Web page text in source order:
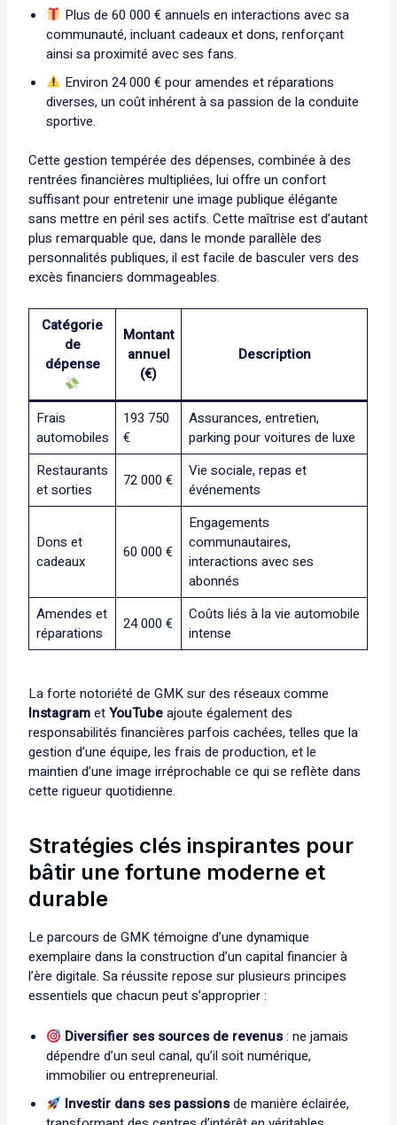
Plus de 60 000 € annuels en interactions avec sa
communauté, incluant cadeaux et dons, renforçant
ainsi sa proximité avec ses fans.
Environ 24 000 € pour amendes et réparations
diverses, un coût inhérent à sa passion de la conduite
sportive.
Cette gestion tempérée des dépenses, combinée à des
rentrées financières multipliées, lui offre un confort
suffisant pour entretenir une image publique élégante
sans mettre en péril ses actifs. Cette maîtrise est d’autant
plus remarquable que, dans le monde parallèle des
personnalités publiques, il est facile de basculer vers des
excès financiers dommageables.
Catégorie
de
dépense
Montant
annuel
(€)
Description
Frais
automobiles
193 750
€
Assurances, entretien,
parking pour voitures de luxe
Restaurants
et sorties
72 000 €
Vie sociale, repas et
événements
Dons et
cadeaux
60 000 €
Engagements
communautaires,
interactions avec ses
abonnés
Amendes et
réparations
24 000 €
Coûts liés à la vie automobile
intense
La forte notoriété de GMK sur des réseaux comme
InstagrametYouTubeajoute également des
responsabilités financières parfois cachées, telles que la
gestion d’une équipe, les frais de production, et le
maintien d’une image irréprochable ce qui se reflète dans
cette rigueur quotidienne.
Stratégies clés inspirantes pour
bâtir une fortune moderne et
durable
Le parcours de GMK témoigne d’une dynamique
exemplaire dans la construction d’un capital financier à
l’ère digitale. Sa réussite repose sur plusieurs principes
essentiels que chacun peut s’approprier :
Diversifier ses sources de revenus: ne jamais
dépendre d’un seul canal, qu’il soit numérique,
immobilier ou entrepreneurial.
Investir dans ses passionsde manière éclairée,